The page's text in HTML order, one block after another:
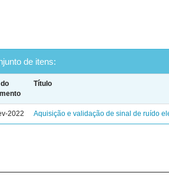
de itens:
Título
2022 Aquisição e validação de sinal de ruído